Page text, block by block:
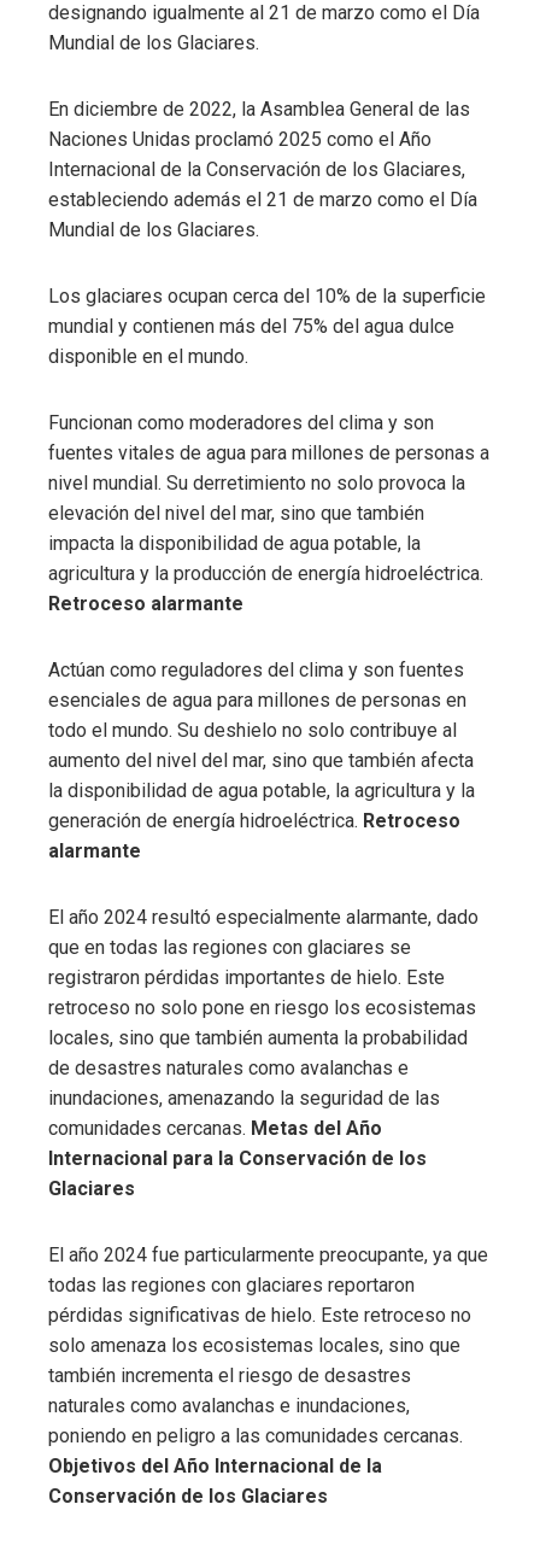
designando igualmente al 21 de marzo como el Día
Mundial de los Glaciares.
En diciembre de 2022, la Asamblea General de las
Naciones Unidas proclamó 2025 como el Año
Internacional de la Conservación de los Glaciares,
estableciendo además el 21 de marzo como el Día
Mundial de los Glaciares.
Los glaciares ocupan cerca del 10% de la superficie
mundial y contienen más del 75% del agua dulce
disponible en el mundo.
Funcionan como moderadores del clima y son
fuentes vitales de agua para millones de personas a
nivel mundial. Su derretimiento no solo provoca la
elevación del nivel del mar, sino que también
impacta la disponibilidad de agua potable, la
agricultura y la producción de energía hidroeléctrica.
Retroceso alarmante
Actúan como reguladores del clima y son fuentes
esenciales de agua para millones de personas en
todo el mundo. Su deshielo no solo contribuye al
aumento del nivel del mar, sino que también afecta
la disponibilidad de agua potable, la agricultura y la
generación de energía hidroeléctrica. Retroceso
alarmante
El año 2024 resultó especialmente alarmante, dado
que en todas las regiones con glaciares se
registraron pérdidas importantes de hielo. Este
retroceso no solo pone en riesgo los ecosistemas
locales, sino que también aumenta la probabilidad
de desastres naturales como avalanchas e
inundaciones, amenazando la seguridad de las
comunidades cercanas. Metas del Año
Internacional para la Conservación de los
Glaciares
El año 2024 fue particularmente preocupante, ya que
todas las regiones con glaciares reportaron
pérdidas significativas de hielo. Este retroceso no
solo amenaza los ecosistemas locales, sino que
también incrementa el riesgo de desastres
naturales como avalanchas e inundaciones,
poniendo en peligro a las comunidades cercanas.
Objetivos del Año Internacional de la
Conservación de los Glaciares